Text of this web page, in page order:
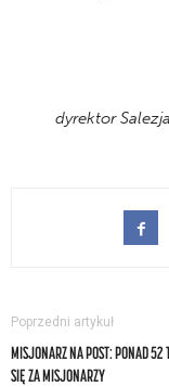
dyrektor
Poprzedni artykuł
MISJONARZ NA POST: PONAD 52
SIĘ ZA MISJONARZY